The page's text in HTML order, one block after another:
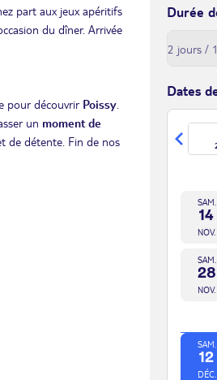
part aux jeux apéritifs
du dîner. Arrivée
pour découvrir Poissy
un moment de
de détente. Fin de nos
Durée
Dates
SAM.
14
NOV.
SAM.
28
NOV.
SAM.
12
DÉC.